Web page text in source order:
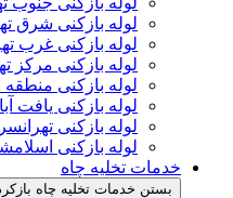
لوله بازکنی شرق
لوله بازکنی غرب
لوله بازکنی مرکز
لوله بازکنی منطقه 22 تهران
لوله بازکنی یافت
لوله بازکنی تهرانسر
لوله بازکنی
خدمات تخلیه چاه
بستن خدمات تخلیه چاه